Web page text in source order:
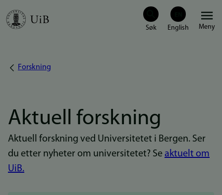
Hopp
Meny
Navigasjonssti
Forskning
Aktuell forskning
Aktuell forskning ved Universitetet i Bergen. Ser
du etter nyheter om universitetet? Se aktuelt om
UiB.